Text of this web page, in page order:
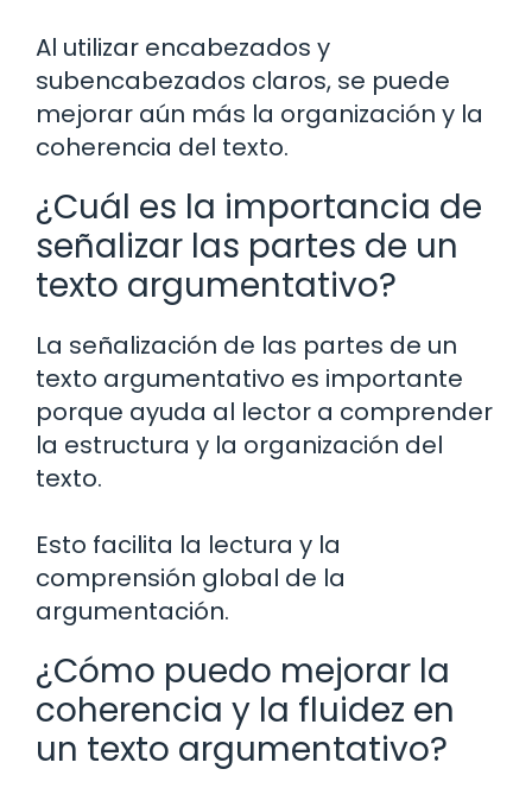
Al utilizar encabezados y
subencabezados claros, se puede
mejorar aún más la organización y la
coherencia del texto.
¿Cuál es la importancia de
señalizar las partes de un
texto argumentativo?
La señalización de las partes de un
texto argumentativo es importante
porque ayuda al lector a comprender
la estructura y la organización del
texto.
Esto facilita la lectura y la
comprensión global de la
argumentación.
¿Cómo puedo mejorar la
coherencia y la fluidez en
un texto argumentativo?